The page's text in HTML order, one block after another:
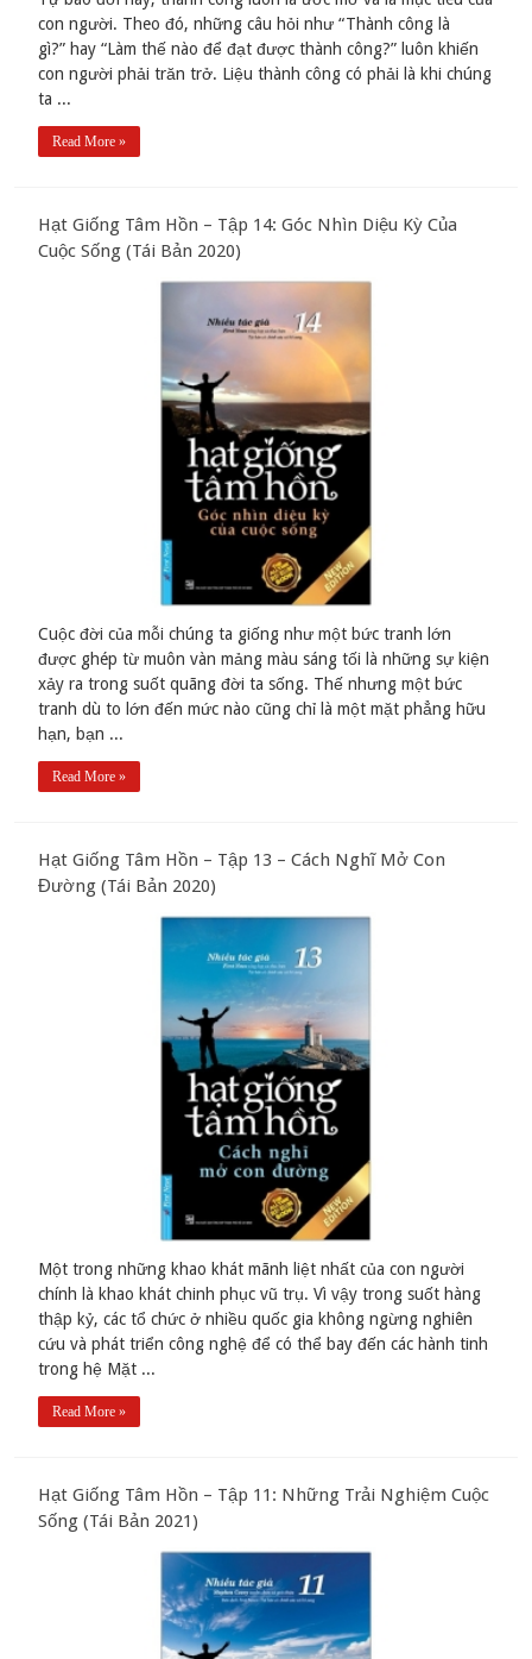
con người. Theo đó, những câu hỏi như “Thành công là
gì?” hay “Làm thế nào để đạt được thành công?” luôn khiến
con người phải trăn trở. Liệu thành công có phải là khi chúng
ta ...
Read More »
Hạt Giống Tâm Hồn – Tập 14: Góc Nhìn Diệu Kỳ Của
Cuộc Sống (Tái Bản 2020)
Cuộc đời của mỗi chúng ta giống như một bức tranh lớn
được ghép từ muôn vàn mảng màu sáng tối là những sự kiện
xảy ra trong suốt quãng đời ta sống. Thế nhưng một bức
tranh dù to lớn đến mức nào cũng chỉ là một mặt phẳng hữu
hạn, bạn ...
Read More »
Hạt Giống Tâm Hồn – Tập 13 – Cách Nghĩ Mở Con
Đường (Tái Bản 2020)
Một trong những khao khát mãnh liệt nhất của con người
chính là khao khát chinh phục vũ trụ. Vì vậy trong suốt hàng
thập kỷ, các tổ chức ở nhiều quốc gia không ngừng nghiên
cứu và phát triển công nghệ để có thể bay đến các hành tinh
trong hệ Mặt ...
Read More »
Hạt Giống Tâm Hồn – Tập 11: Những Trải Nghiệm Cuộc
Sống (Tái Bản 2021)